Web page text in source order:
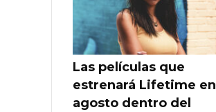
Las películas que
estrenará Lifetime en
agosto dentro del